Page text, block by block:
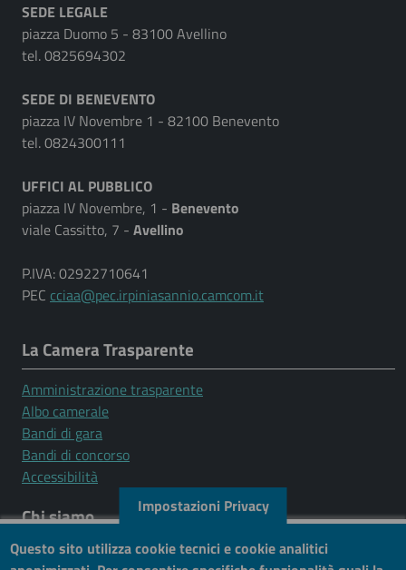
SEDE LEGALE
piazza Duomo 5 - 83100 Avellino
tel. 0825694302
SEDE DI BENEVENTO
piazza IV Novembre 1 - 82100 Benevento
tel. 0824300111
UFFICI AL PUBBLICO
piazza IV Novembre, 1 - Benevento
viale Cassitto, 7 - Avellino
P.IVA: 02922710641
PEC cciaa@pec.irpiniasannio.camcom.it
La Camera Trasparente
Amministrazione trasparente
Albo camerale
Bandi di gara
Bandi di concorso
Accessibilità
Chi siamo
Mission
Impostazioni Privacy
Questo sito utilizza cookie tecnici e cookie analitici